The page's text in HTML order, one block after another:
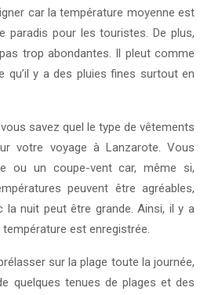
car la température moyenne est
paradis pour les touristes. De plus,
trop abondantes. Il pleut comme
qu’il y a des pluies fines surtout en
savez quel le type de vêtements
votre voyage à Lanzarote. Vous
ou un coupe-vent car, même si,
peuvent être agréables,
la nuit peut être grande. Ainsi, il y a
est enregistrée.
sur la plage toute la journée,
quelques tenues de plages et des